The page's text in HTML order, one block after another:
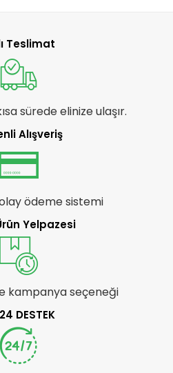
Teslimat
sürede elinize ulaşır.
Alışveriş
ödeme sistemi
Yelpazesi
kampanya seçeneği
DESTEK